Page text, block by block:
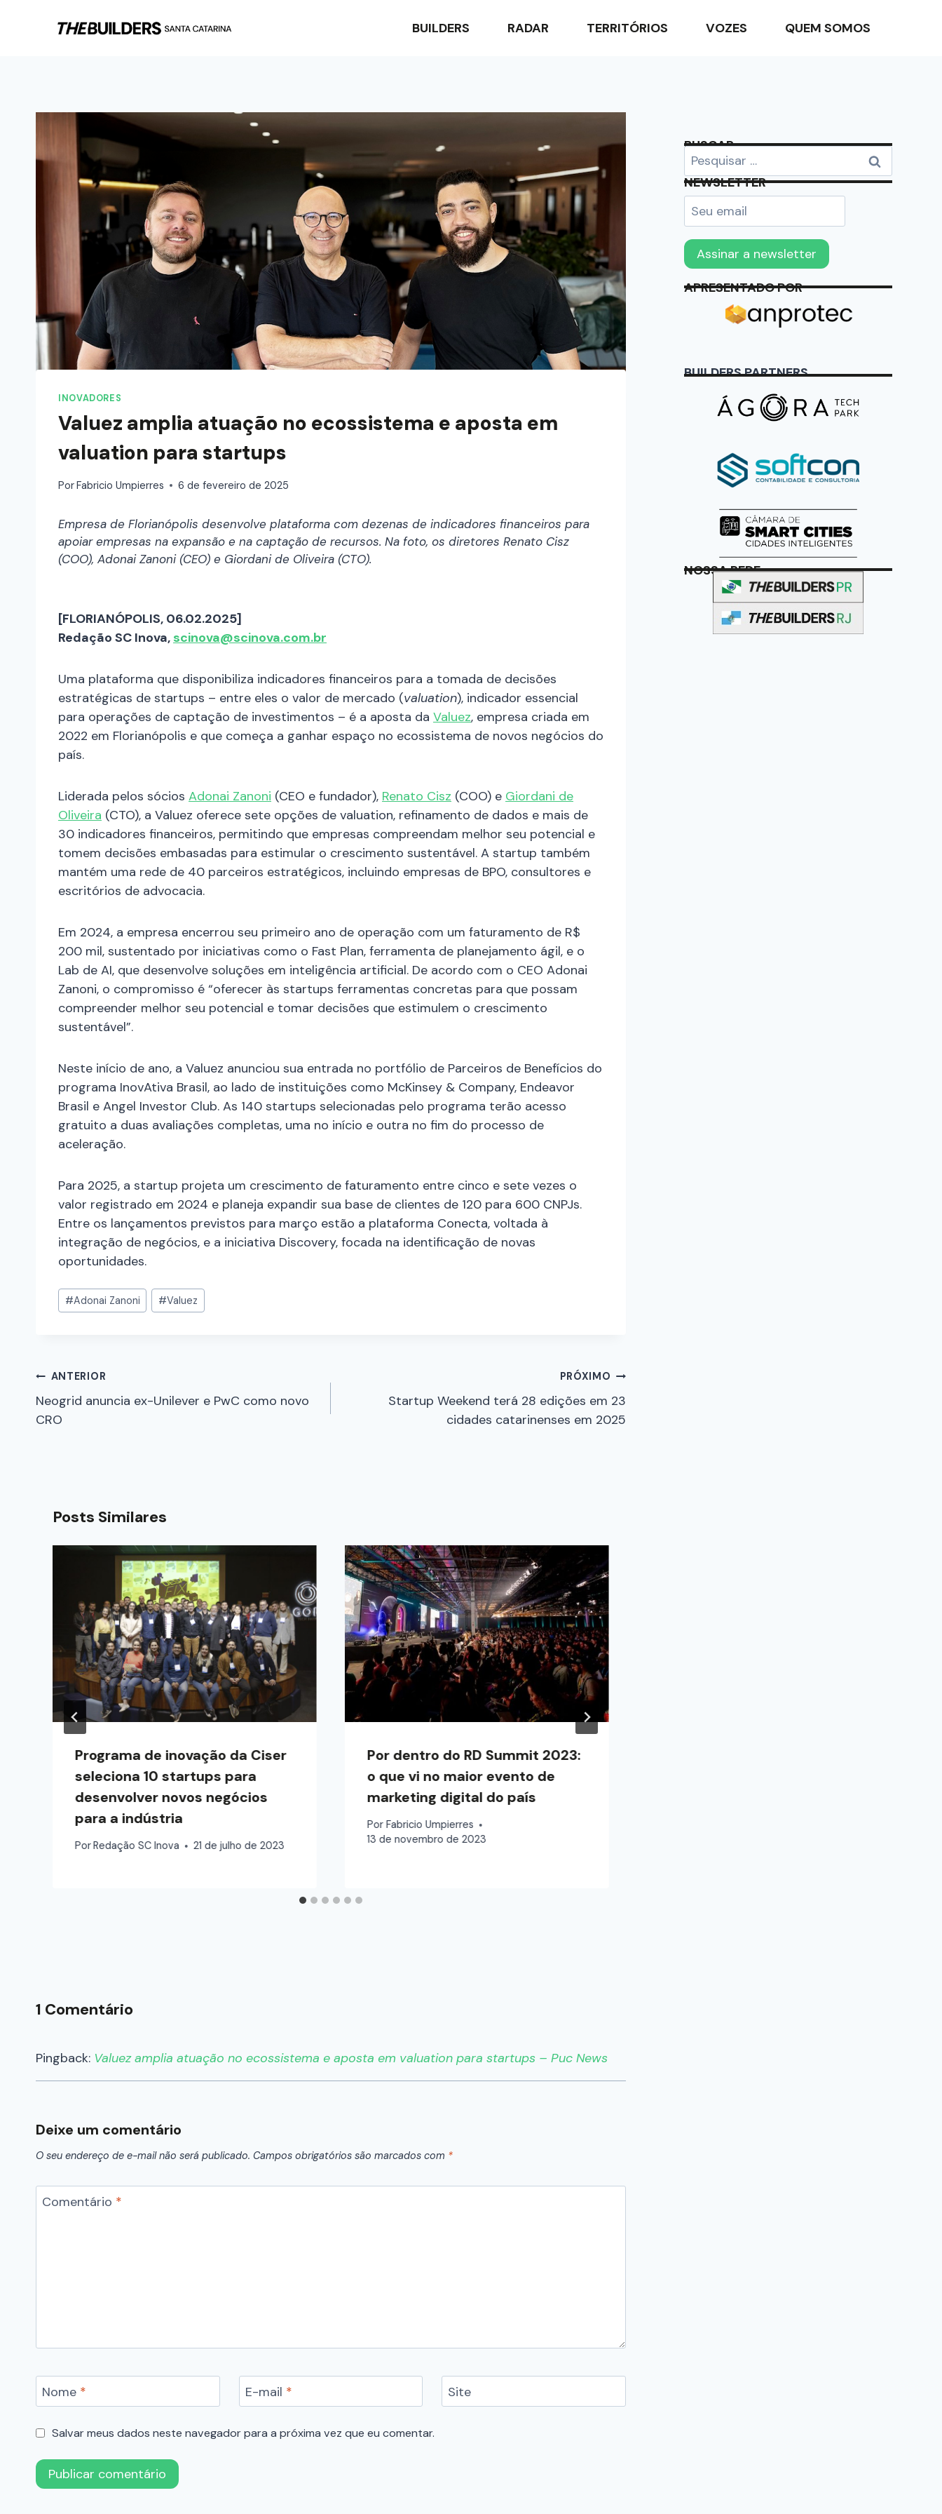
BUILDERS RADAR TERRITÓRIOS VOZES QUEM SOMOS
INOVADORES
Valuez amplia atuação no ecossistema e aposta em
valuation para startups
PorFabricio Umpierres 6 de fevereiro de 2025
Empresa de Florianópolis desenvolve plataforma com dezenas de indicadores financeiros para
apoiar empresas na expansão e na captação de recursos. Na foto, os diretores Renato Cisz
(COO), Adonai Zanoni (CEO) e Giordani de Oliveira (CTO).
[FLORIANÓPOLIS, 06.02.2025]
Redação SC Inova, scinova@scinova.com.br
Uma plataforma que disponibiliza indicadores financeiros para a tomada de decisões
estratégicas de startups – entre eles o valor de mercado (valuation), indicador essencial
para operações de captação de investimentos – é a aposta da Valuez, empresa criada em
2022 em Florianópolis e que começa a ganhar espaço no ecossistema de novos negócios do
país.
Liderada pelos sócios Adonai Zanoni (CEO e fundador), Renato Cisz (COO) e Giordani de
Oliveira (CTO), a Valuez oferece sete opções de valuation, refinamento de dados e mais de
30 indicadores financeiros, permitindo que empresas compreendam melhor seu potencial e
tomem decisões embasadas para estimular o crescimento sustentável. A startup também
mantém uma rede de 40 parceiros estratégicos, incluindo empresas de BPO, consultores e
escritórios de advocacia.
Em 2024, a empresa encerrou seu primeiro ano de operação com um faturamento de R$
200 mil, sustentado por iniciativas como o Fast Plan, ferramenta de planejamento ágil, e o
Lab de AI, que desenvolve soluções em inteligência artificial. De acordo com o CEO Adonai
Zanoni, o compromisso é “oferecer às startups ferramentas concretas para que possam
compreender melhor seu potencial e tomar decisões que estimulem o crescimento
sustentável”.
Neste início de ano, a Valuez anunciou sua entrada no portfólio de Parceiros de Benefícios do
programa InovAtiva Brasil, ao lado de instituições como McKinsey & Company, Endeavor
Brasil e Angel Investor Club. As 140 startups selecionadas pelo programa terão acesso
gratuito a duas avaliações completas, uma no início e outra no fim do processo de
aceleração.
Para 2025, a startup projeta um crescimento de faturamento entre cinco e sete vezes o
valor registrado em 2024 e planeja expandir sua base de clientes de 120 para 600 CNPJs.
Entre os lançamentos previstos para março estão a plataforma Conecta, voltada à
integração de negócios, e a iniciativa Discovery, focada na identificação de novas
oportunidades.
#Adonai Zanoni #Valuez
ANTERIOR
Neogrid anuncia ex-Unilever e PwC como novo
CRO
PRÓXIMO
Startup Weekend terá 28 edições em 23
cidades catarinenses em 2025
Posts Similares
Programa de inovação da Ciser
seleciona 10 startups para
desenvolver novos negócios
para a indústria
PorRedação SC Inova 21 de julho de 2023
Por dentro do RD Summit 2023:
o que vi no maior evento de
marketing digital do país
Por Fabricio Umpierres
13 de novembro de 2023
1 Comentário
Pingback: Valuez amplia atuação no ecossistema e aposta em valuation para startups – Puc News
Deixe um comentário
O seu endereço de e-mail não será publicado. Campos obrigatórios são marcados com *
Comentário *
Nome * E-mail * Site
Salvar meus dados neste navegador para a próxima vez que eu comentar.
BUSCAR
NEWSLETTER
APRESENTADO POR
BUILDERS PARTNERS
NOSSA REDE